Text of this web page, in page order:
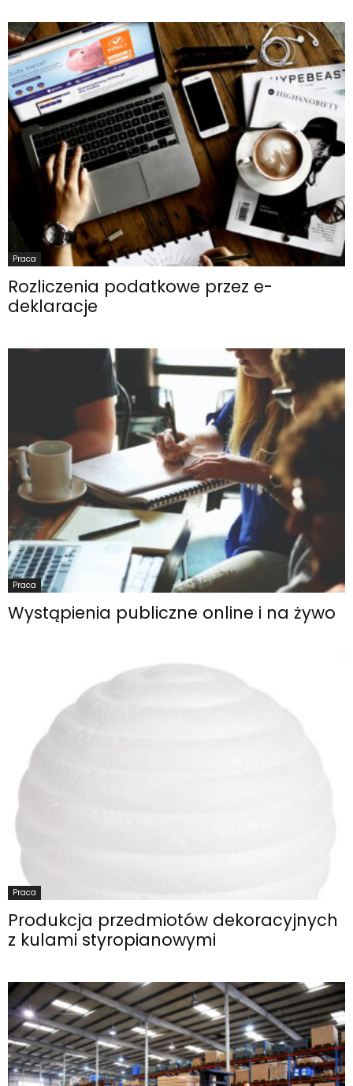
Praca
Rozliczenia podatkowe przez e-
deklaracje
Praca
Wystąpienia publiczne online i na żywo
Praca
Produkcja przedmiotów dekoracyjnych
z kulami styropianowymi